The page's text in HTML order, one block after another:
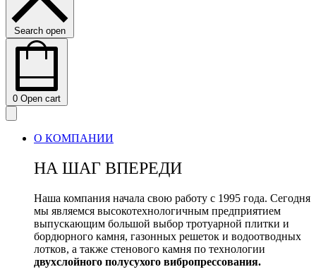
Search open
0 Open cart
О КОМПАНИИ
НА ШАГ ВПЕРЕДИ
Наша компания начала свою работу с 1995 года. Сегодня
мы являемся высокотехнологичным предприятием
выпускающим большой выбор тротуарной плитки и
бордюрного камня, газонных решеток и водоотводных
лотков, а также стенового камня по технологии
двухслойного полусухого вибропрессования.